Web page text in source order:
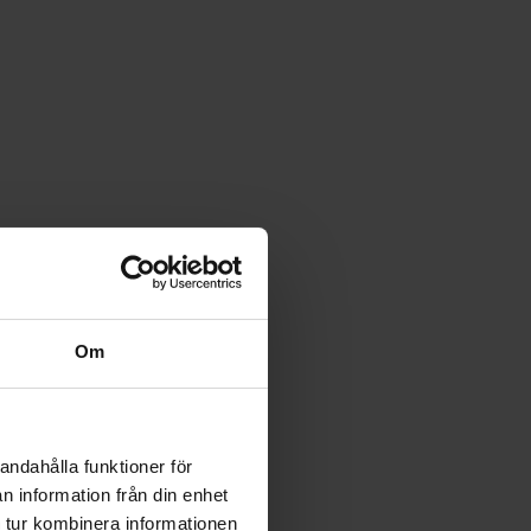
Om
funktioner för
information från din enhet
kombinera informationen